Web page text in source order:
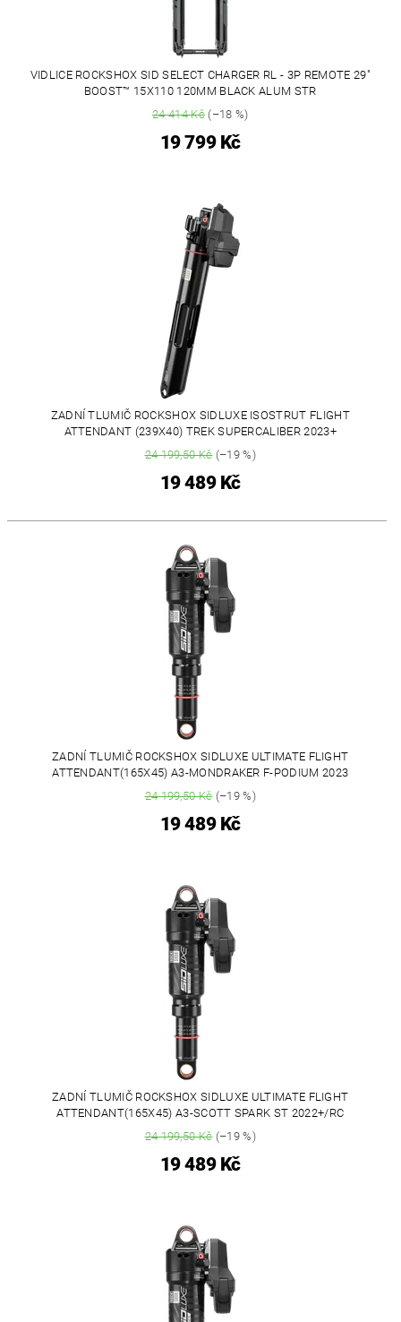
VIDLICE ROCKSHOX SID SELECT CHARGER RL - 3P REMOTE 29"
BOOST™ 15X110 120MM BLACK ALUM STR
24 414 Kč(–18 %)
19 799 Kč
ZADNÍ TLUMIČ ROCKSHOX SIDLUXE ISOSTRUT FLIGHT
ATTENDANT (239X40) TREK SUPERCALIBER 2023+
24 199,50 Kč(–19 %)
19 489 Kč
ZADNÍ TLUMIČ ROCKSHOX SIDLUXE ULTIMATE FLIGHT
ATTENDANT(165X45) A3-MONDRAKER F-PODIUM 2023
24 199,50 Kč(–19 %)
19 489 Kč
ZADNÍ TLUMIČ ROCKSHOX SIDLUXE ULTIMATE FLIGHT
ATTENDANT(165X45) A3-SCOTT SPARK ST 2022+/RC
24 199,50 Kč(–19 %)
19 489 Kč